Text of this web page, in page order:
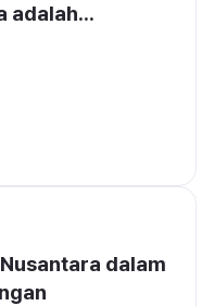
adalah...
dalam